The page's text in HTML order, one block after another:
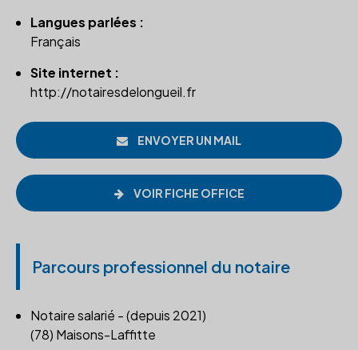
Langues parlées :
Français
Site internet :
http://notairesdelongueil.fr
ENVOYER UN MAIL
VOIR FICHE OFFICE
Parcours professionnel du notaire
Notaire salarié - (depuis 2021)
(78) Maisons-Laffitte